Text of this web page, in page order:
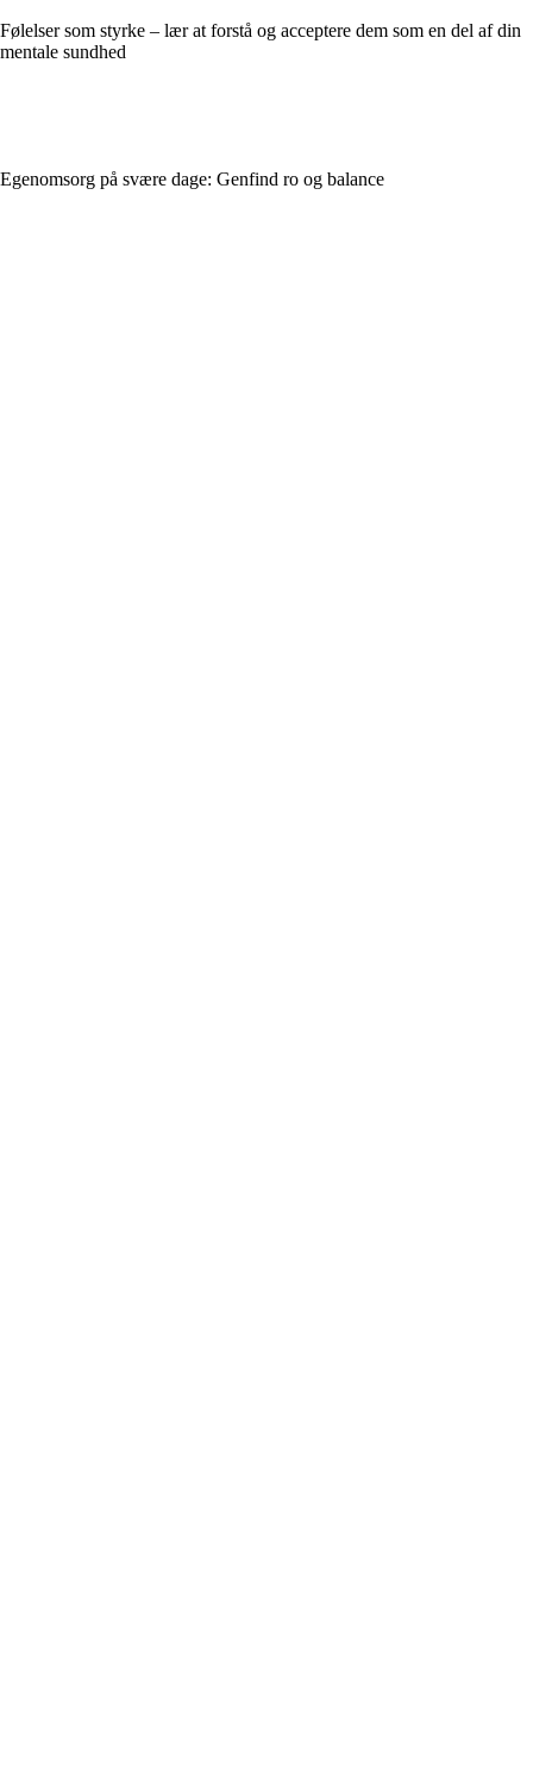
Følelser som styrke – lær at forstå og acceptere dem som en del af din
mentale sundhed
Egenomsorg på svære dage: Genfind ro og balance